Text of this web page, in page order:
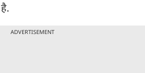
ADVERTISEMENT